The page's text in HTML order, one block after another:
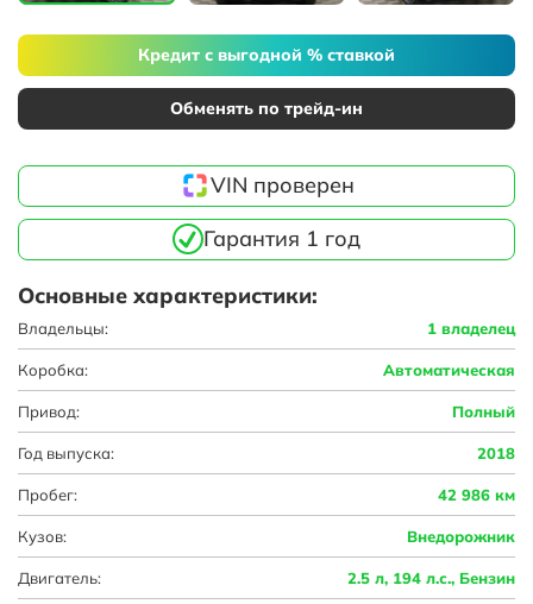
Кредит с выгодной % ставкой
Обменять по трейд-ин
VIN проверен
Гарантия 1 год
Основные характеристики:
Владельцы: 1 владелец
Коробка: Автоматическая
Привод: Полный
Год выпуска: 2018
Пробег: 42 986 км
Кузов: Внедорожник
Двигатель: 2.5 л, 194 л.с., Бензин